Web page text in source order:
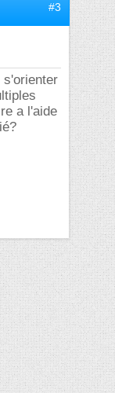
#3
s'orienter
a l'aide